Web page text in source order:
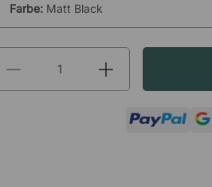
Farbe: Matt Black